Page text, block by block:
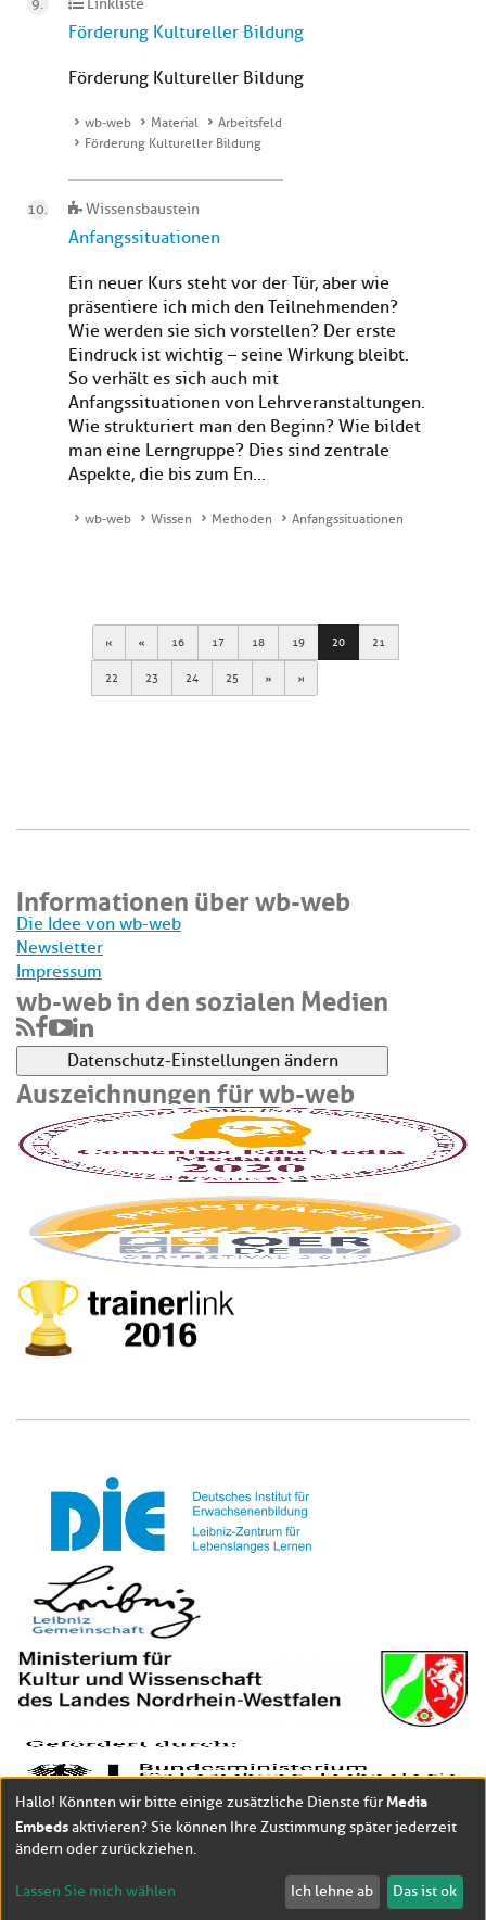
Linkliste
Förderung Kultureller Bildung
Förderung Kultureller Bildung
wb-web Material
Arbeitsfeld
Förderung Kultureller Bildung
Wissensbaustein
Anfangssituationen
Ein neuer Kurs steht vor der Tür, aber wie
präsentiere ich mich den Teilnehmenden?
Wie werden sie sich vorstellen? Der erste
Eindruck ist wichtig – seine Wirkung bleibt.
So verhält es sich auch mit
Anfangssituationen von Lehrveranstaltungen.
Wie strukturiert man den Beginn? Wie bildet
man eine Lerngruppe? Dies sind zentrale
Aspekte, die bis zum En...
wb-web Wissen Methoden Anfangssituationen
First Previous
16 17 18 19 20 21
22 23 24 25 Next Last
Informationen über wb-web
Die Idee von wb-web
Newsletter
Impressum
wb-web in den sozialen Medien
Datenschutz-Einstellungen ändern
Auszeichnungen für wb-web
Hallo! Könnten wir bitte einige zusätzliche Dienste für Media
Embedsaktivieren? Sie können Ihre Zustimmung später jederzeit
ändern oder zurückziehen.
Lassen Sie mich wählen Ich lehne ab Das ist ok